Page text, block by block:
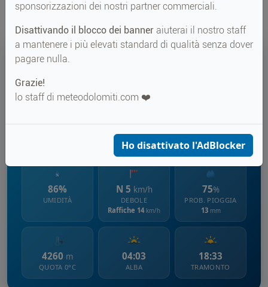
↑ 19° ↓ 10°
Passo Sella
86%
UMIDITÀ
N 5 km/h
DEBOLE
Raffiche 14 km/h
75%
PROB. PIOGGIA
13 mm
4260 m
QUOTA 0°C
04:03
ALBA
18:33
TRAMONTO
sponsorizzazioni dei nostri partner commerciali.
Disattivando il blocco dei banner aiuterai il nostro staff
a mantenere i più elevati standard di qualità senza dover
pagare nulla.
Grazie!
lo staff di meteodolomiti.com ❤️
Ho disattivato l'AdBlocker